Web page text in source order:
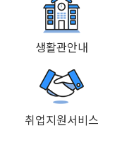
생활관안내
취업지원서비스